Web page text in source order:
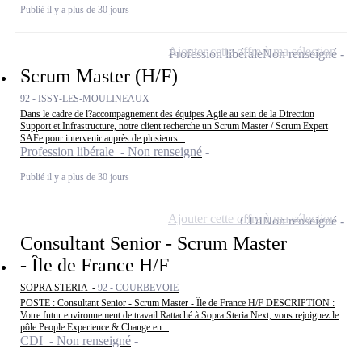
Publié il y a plus de 30 jours
Scrum Master (H/F)
92 - ISSY-LES-MOULINEAUX
Dans le cadre de l?accompagnement des équipes Agile au sein de la Direction
Support et Infrastructure, notre client recherche un Scrum Master / Scrum Expert
SAFe pour intervenir auprès de plusieurs...
Profession libérale - Non renseigné
Publié il y a plus de 30 jours
Profession libéraleNon renseigné
Ajouter cette offre à ma sélection
Consultant Senior - Scrum Master
- Île de France H/F
SOPRA STERIA - 92 - COURBEVOIE
POSTE : Consultant Senior - Scrum Master - Île de France H/F DESCRIPTION :
Votre futur environnement de travail Rattaché à Sopra Steria Next, vous rejoignez le
pôle People Experience & Change en...
CDI - Non renseigné
CDINon renseigné
Ajouter cette offre à ma sélection